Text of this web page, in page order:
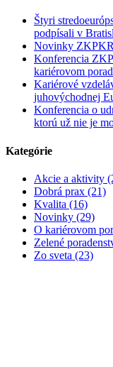
Štyri
podpísali v
Novinky
Konferencia
kariérovom
Kariérové
juhovýchodnej
Konferencia o
ktorú už nie je
Kategórie
Akcie a aktivity
Dobrá prax (21)
Kvalita (16)
Novinky (29)
O kariérovom
Zelené
Zo sveta (23)